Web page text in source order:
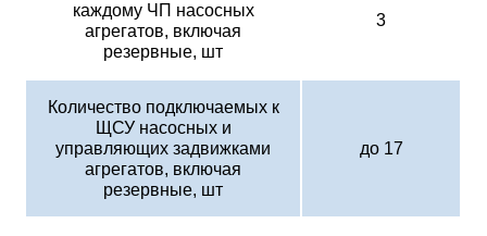
каждому ЧП насосных
агрегатов, включая
резервные, шт
3
Количество подключаемых к
ЩСУ насосных и
управляющих задвижками
агрегатов, включая
резервные, шт
до 17